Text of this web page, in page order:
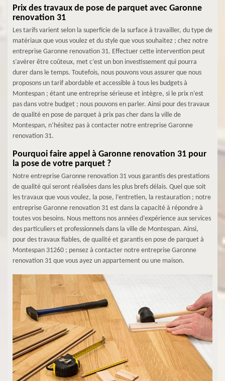
Prix des travaux de pose de parquet avec Garonne
renovation 31
Les tarifs varient selon la superficie de la surface à travailler, du type de
matériaux que vous voulez et du style que vous souhaitez ; chez notre
entreprise Garonne renovation 31. Effectuer cette intervention peut
s’avérer être coûteux, met c’est un bon investissement qui pourra
durer dans le temps. Toutefois, nous pouvons vous assurer que nous
proposons un tarif abordable et accessible à tous les budgets à
Montespan ; étant une entreprise sérieuse et intègre, si le prix n’est
pas dans votre budget ; nous pouvons en parler. Ainsi pour des travaux
de qualité en pose de parquet à prix pas cher dans la ville de
Montespan, n’hésitez pas à contacter notre entreprise Garonne
renovation 31.
Pourquoi faire appel à Garonne renovation 31 pour
la pose de votre parquet ?
Notre entreprise Garonne renovation 31 vous garantis des prestations
de qualité qui seront réalisées dans les plus brefs délais. Quel que soit
les travaux que vous voulez, la pose, l’entretien, la restauration ; notre
entreprise Garonne renovation 31 est dans la capacité à répondre à
toutes vos besoins. Nous mettons nos années d’expérience aux services
des particuliers et professionnels dans la ville de Montespan. Ainsi,
pour des travaux fiables, de qualité et garantis en pose de parquet à
Montespan 31260 ; pensez à contacter notre entreprise Garonne
renovation 31 que vous ayez un appartement ou une maison.